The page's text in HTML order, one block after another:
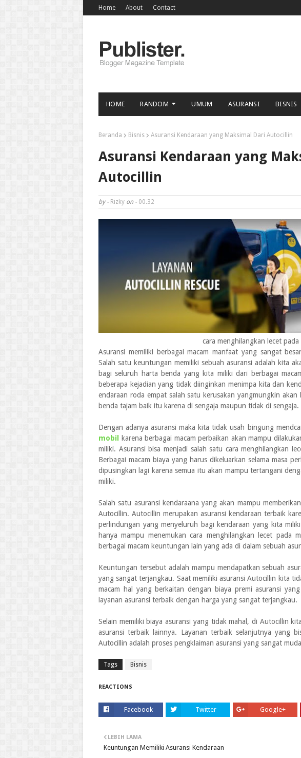
Home About Contact
HOME RANDOM UMUM ASURANSI BISNIS
Beranda Bisnis Asuransi Kendaraan yang Maksimal Dari Autocillin
Asuransi Kendaraan yang
Autocillin
by - Rizky on - 00.32
cara menghilangkan lecet pada
Asuransi memiliki berbagai macam manfaat yang sangat
Salah satu keuntungan memiliki sebuah asuransi adalah kita
bagi seluruh harta benda yang kita miliki dari berbagai
beberapa kejadian yang tidak diinginkan menimpa kita dan
endaraan roda empat salah satu kerusakan yangmungkin
benda tajam baik itu karena di sengaja maupun tidak di sengaja.
Dengan adanya asuransi maka kita tidak usah bingung
mobil
karena berbagai macam perbaikan akan mampu
miliki. Asuransi bisa menjadi salah satu cara menghilangkan
Berbagai macam biaya yang harus dikeluarkan selama masa
dipusingkan lagi karena semua itu akan mampu tertangani
miliki.
Salah satu asuransi kendaraana yang akan mampu
Autocillin. Autocillin merupakan asuransi kendaraan terbaik
perlindungan yang menyeluruh bagi kendaraan yang kita
hanya mampu menemukan cara menghilangkan lecet pada
berbagai macam keuntungan lain yang ada di dalam sebuah
Keuntungan tersebut adalah mampu mendapatkan sebuah
yang sangat terjangkau. Saat memiliki asuransi Autocillin kita
macam hal yang berkaitan dengan biaya premi asuransi
layanan asuransi terbaik dengan harga yang sangat terjangkau.
Selain memiliki biaya asuransi yang tidak mahal, di Autocillin
asuransi terbaik lainnya. Layanan terbaik selanjutnya yang
Autocillin adalah proses pengklaiman asuransi yang sangat
Tags Bisnis
REACTIONS
Facebook Twitter Google+
LEBIH LAMA
Keuntungan Memiliki Asuransi Kendaraan